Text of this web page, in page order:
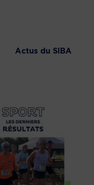
Actus du SIBA